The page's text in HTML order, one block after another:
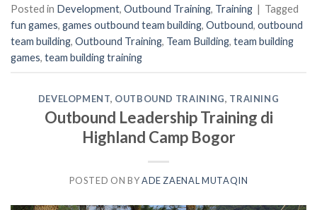
Posted in Development, Outbound Training, Training | Tagged
fun games, games outbound team building, Outbound, outbound
team building, Outbound Training, Team Building, team building
games, team building training
DEVELOPMENT, OUTBOUND TRAINING, TRAINING
Outbound Leadership Training di
Highland Camp Bogor
POSTED ON BYADE ZAENAL MUTAQIN